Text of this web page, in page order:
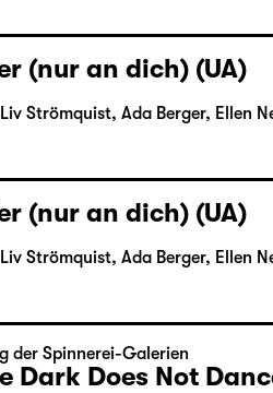
(nur an dich) (UA)
Strömquist, Ada Berger, Ellen
(nur an dich) (UA)
Strömquist, Ada Berger, Ellen
der Spinnerei-Galerien
Dark Does Not